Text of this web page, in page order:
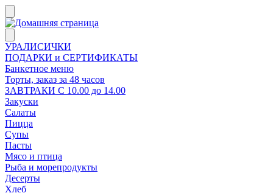
УРАЛИСИЧКИ
ПОДАРКИ и СЕРТИФИКАТЫ
Банкетное меню
Торты, заказ за 48 часов
ЗАВТРАКИ С 10.00 до 14.00
Закуски
Салаты
Пицца
Супы
Пасты
Мясо и птица
Рыба и морепродукты
Десерты
Хлеб